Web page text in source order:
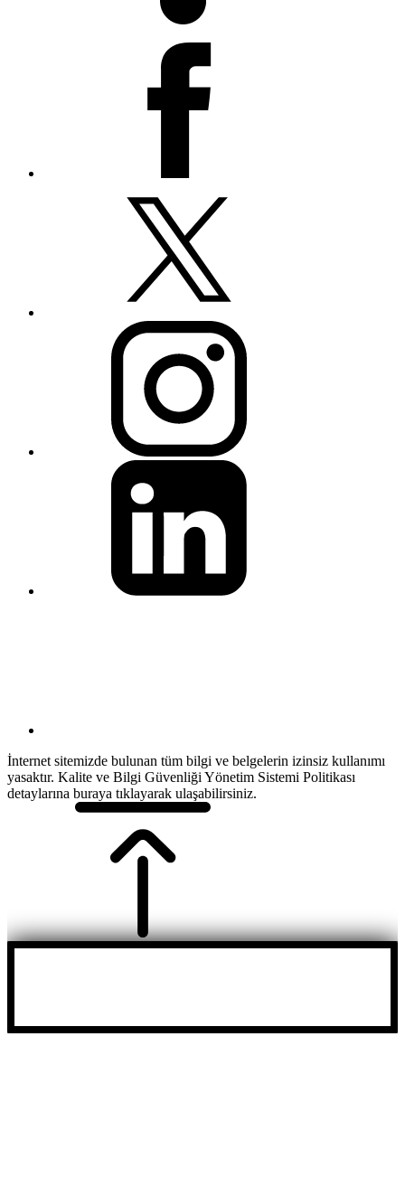
İnternet sitemizde bulunan tüm bilgi ve belgelerin izinsiz kullanımı
yasaktır. Kalite ve Bilgi Güvenliği Yönetim Sistemi Politikası
detaylarına buraya tıklayarak ulaşabilirsiniz.